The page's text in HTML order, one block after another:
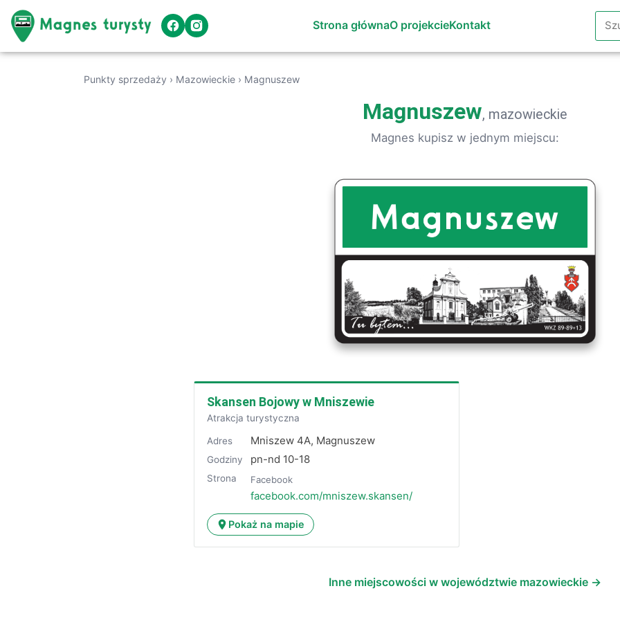
Strona głównaO projekcieKontakt
Punkty sprzedaży › Mazowieckie › Magnuszew
Magnuszew, mazowieckie
Magnes kupisz w jednym miejscu:
Skansen Bojowy w Mniszewie
Atrakcja turystyczna
Adres Mniszew 4A, Magnuszew
Godziny pn-nd 10-18
Strona Facebook
facebook.com/mniszew.skansen/
Pokaż na mapie
Inne miejscowości w województwie mazowieckie →